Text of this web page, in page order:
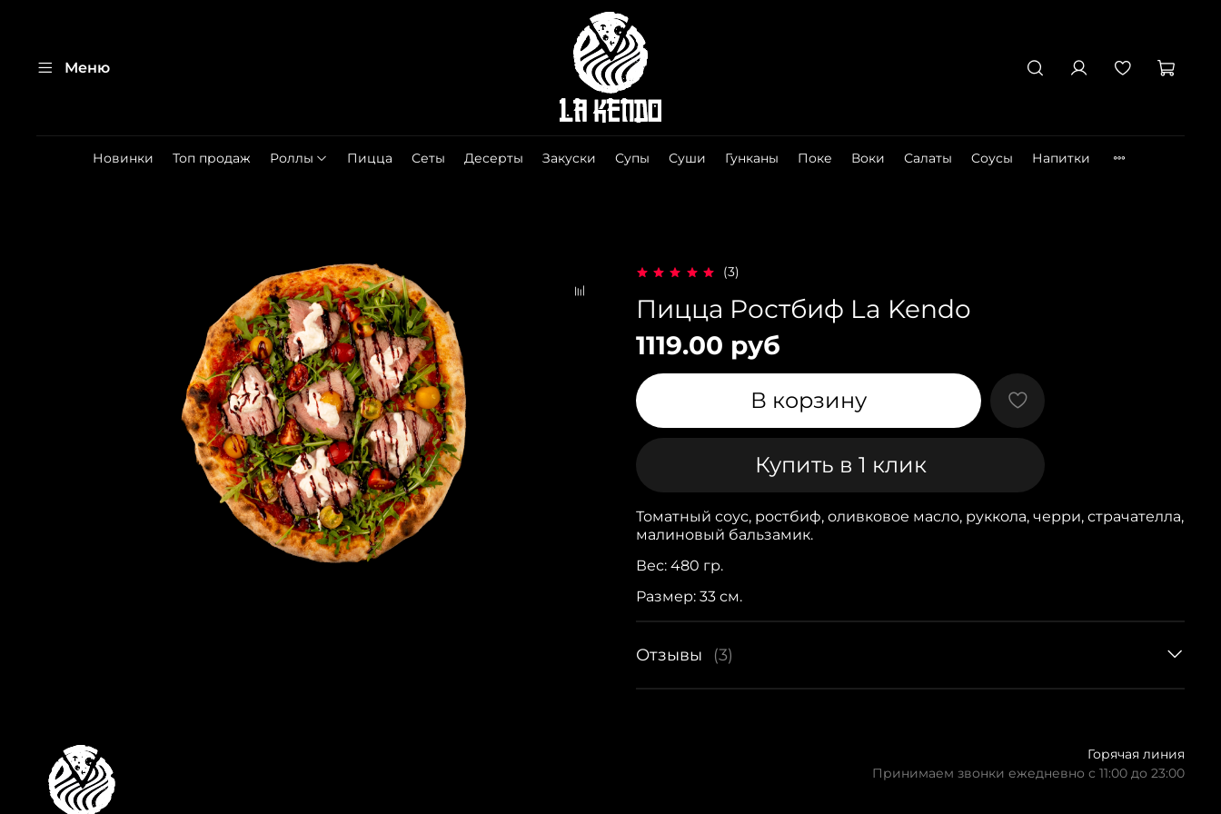
Меню
Новинки Топ продаж Роллы Пицца Сеты Десерты Закуски Супы Суши Гунканы Поке Воки Салаты Cоусы Напитки
(3)
Пицца Ростбиф La Kendo
1119.00 руб
В корзину
Купить в 1 клик
Томатный соус, ростбиф, оливковое масло, руккола, черри, страчателла,
малиновый бальзамик.
Вес: 480 гр.
Размер: 33 см.
Отзывы (3)
Горячая линия
Принимаем звонки ежедневно с 11:00 до 23:00